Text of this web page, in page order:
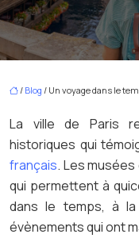
/ Blog / Un voyage dans le
La ville de Paris
historiques qui
français. Les
qui permettent à
dans le temps, à
évènements qui ont